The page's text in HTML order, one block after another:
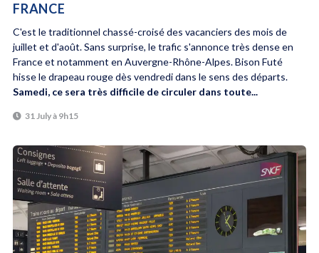
FRANCE
C'est le traditionnel chassé-croisé des vacanciers des mois de
juillet et d'août. Sans surprise, le trafic s'annonce très dense en
France et notamment en Auvergne-Rhône-Alpes. Bison Futé
hisse le drapeau rouge dès vendredi dans le sens des départs.
Samedi, ce sera très difficile de circuler dans toute...
31 July à 9h15